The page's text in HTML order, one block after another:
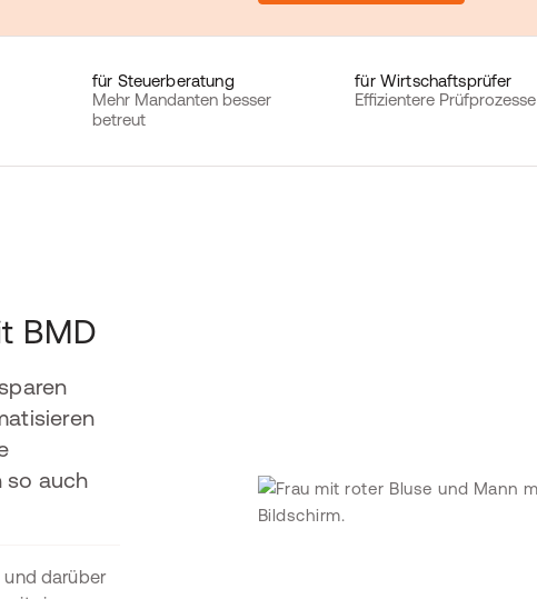
für Steuerberatung
Mehr Mandanten besser
betreut
für Wirtschaftsprüfer
Effizientere Prüfprozesse
BMD
so auch
und darüber